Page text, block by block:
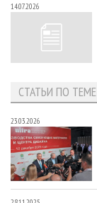
14.07.2026
СТАТЬИ ПО ТЕМЕ
23.03.2026